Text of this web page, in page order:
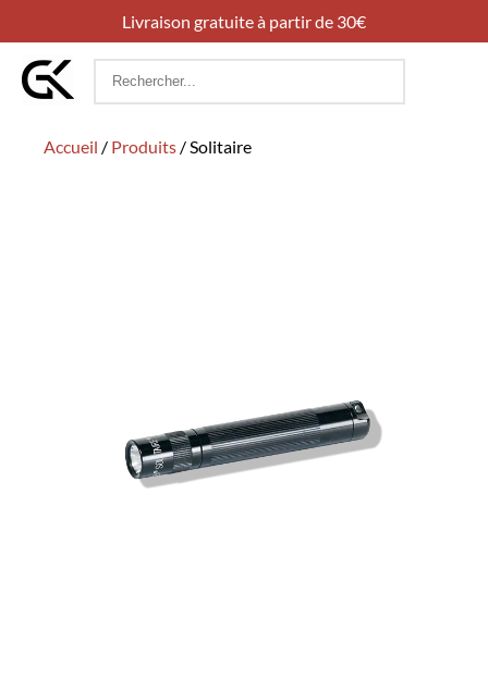
Livraison gratuite à partir de 30€
Rechercher
Accueil / Produits /Solitaire